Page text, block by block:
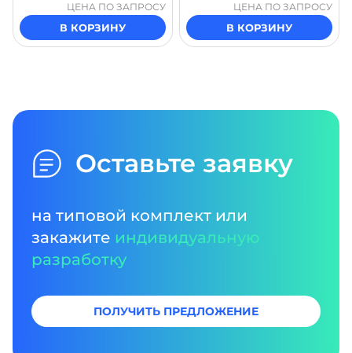
изучение
электродвигателей"
ЦЕНА ПО ЗАПРОСУ
В КОРЗИНУ
ЦЕНА ПО ЗАПРОСУ
В КОРЗИНУ
Оставьте заявку
на типовой комплект или
закажите индивидуальную
разработку
ПОЛУЧИТЬ ПРЕДЛОЖЕНИЕ